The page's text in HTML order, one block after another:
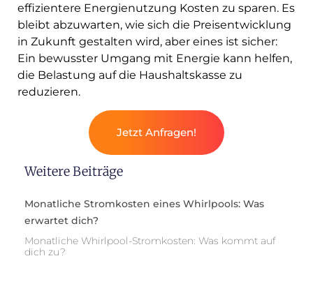
effizientere Energienutzung Kosten zu sparen. Es
bleibt abzuwarten, wie sich die Preisentwicklung
in Zukunft gestalten wird, aber eines ist sicher:
Ein bewusster Umgang mit Energie kann helfen,
die Belastung auf die Haushaltskasse zu
reduzieren.
Jetzt Anfragen!
Weitere Beiträge
Monatliche Stromkosten eines Whirlpools: Was
erwartet dich?
Monatliche Whirlpool-Stromkosten: Was kommt auf
dich zu?